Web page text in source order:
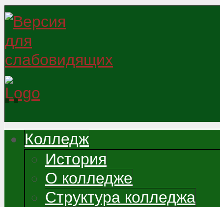
Колледж
История
О колледже
Структура колледжа